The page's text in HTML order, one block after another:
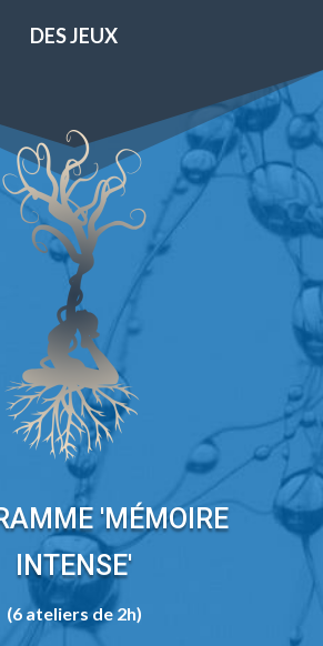
DES JEUX
'MÉMOIRE
INTENSE'
(6 ateliers de 2h)